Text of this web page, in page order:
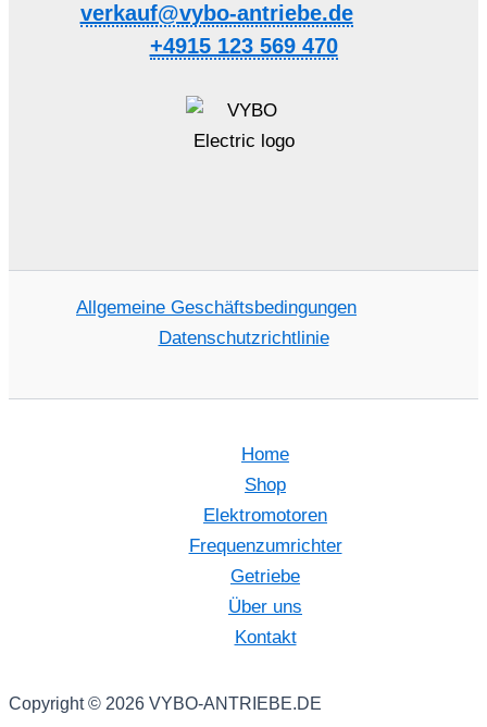
verkauf@vybo-antriebe.de
+4915 123 569 470
Allgemeine Geschäftsbedingungen
Datenschutzrichtlinie
Home
Shop
Elektromotoren
Frequenzumrichter
Getriebe
Über uns
Kontakt
Copyright © 2026 VYBO-ANTRIEBE.DE